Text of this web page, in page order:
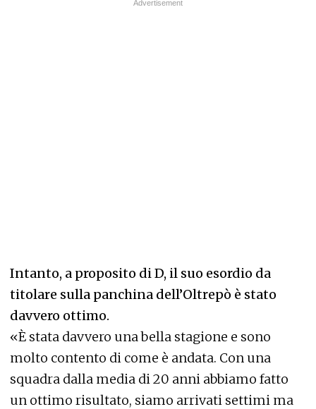
Intanto, a proposito di D, il suo esordio da
titolare sulla panchina dell’Oltrepò è stato
davvero ottimo.
«È stata davvero una bella stagione e sono
molto contento di come è andata. Con una
squadra dalla media di 20 anni abbiamo fatto
un ottimo risultato, siamo arrivati settimi ma